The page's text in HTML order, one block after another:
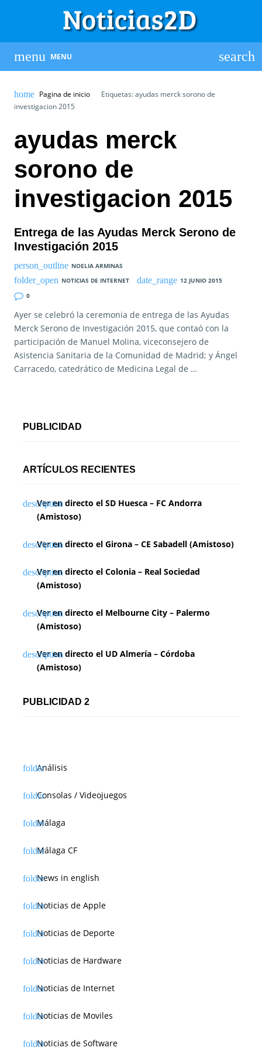
MENU
Pagina de inicio
Etiquetas: ayudas merck sorono de
investigacion 2015
ayudas merck
sorono de
investigacion 2015
Entrega de las Ayudas Merck Serono de
Investigación 2015
NOELIA ARMINAS
NOTICIAS DE INTERNET
12 JUNIO 2015
0
Ayer se celebró la ceremonia de entrega de las Ayudas
Merck Serono de Investigación 2015, que contaó con la
participación de Manuel Molina, viceconsejero de
Asistencia Sanitaria de la Comunidad de Madrid; y Ángel
Carracedo, catedrático de Medicina Legal de …
PUBLICIDAD
ARTÍCULOS RECIENTES
Ver en directo el SD Huesca – FC Andorra
(Amistoso)
Ver en directo el Girona – CE Sabadell (Amistoso)
Ver en directo el Colonia – Real Sociedad
(Amistoso)
Ver en directo el Melbourne City – Palermo
(Amistoso)
Ver en directo el UD Almería – Córdoba
(Amistoso)
PUBLICIDAD 2
Análisis
Consolas / Videojuegos
Málaga
Málaga CF
News in english
Noticias de Apple
Noticias de Deporte
Noticias de Hardware
Noticias de Internet
Noticias de Moviles
Noticias de Software